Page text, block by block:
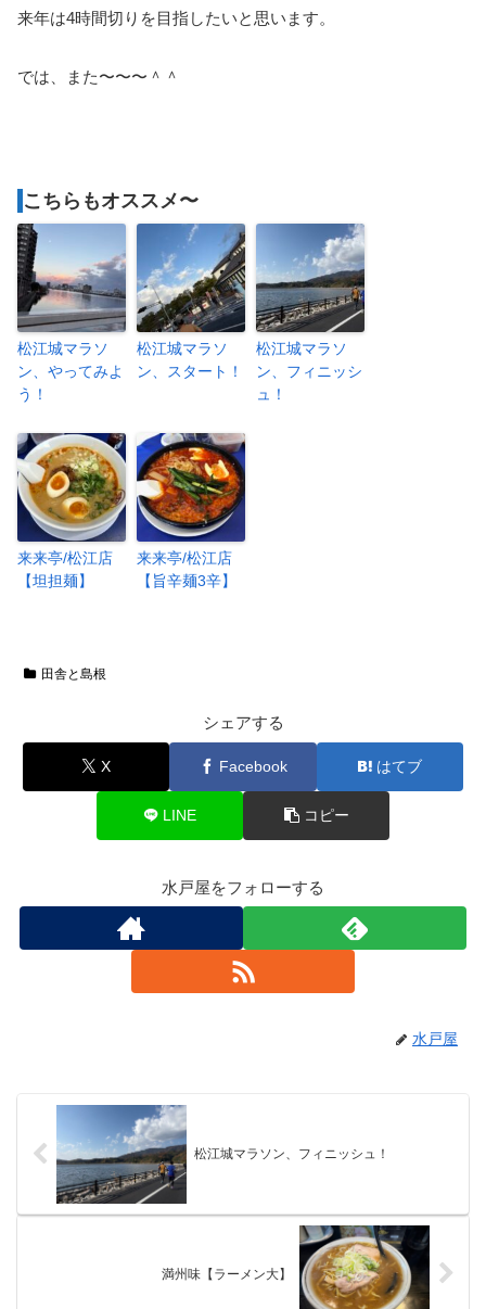
来年は4時間切りを目指したいと思います。
では、また〜〜〜＾＾
こちらもオススメ〜
松江城マラソ
ン、やってみよ
う！
松江城マラソ
ン、スタート！
松江城マラソ
ン、フィニッシ
ュ！
来来亭/松江店
【坦担麺】
来来亭/松江店
【旨辛麺3辛】
田舎と島根
シェアする
X Facebook はてブ
LINE コピー
水戸屋をフォローする
水戸屋
松江城マラソン、フィニッシュ！
満州味【ラーメン大】